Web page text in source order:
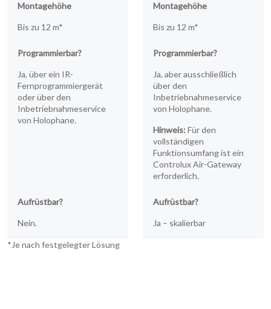
Montagehöhe
Bis zu 12 m*
Programmierbar?
Ja, über ein IR-
Fernprogrammiergerät
oder über den
Inbetriebnahmeservice
von Holophane.
Aufrüstbar?
Nein.
Montagehöhe
Bis zu 12 m*
Programmierbar?
Ja, aber ausschließlich
über den
Inbetriebnahmeservice
von Holophane.
Hinweis: Für den
vollständigen
Funktionsumfang ist ein
Controlux Air-Gateway
erforderlich.
Aufrüstbar?
Ja – skalierbar
*Je nach festgelegter Lösung